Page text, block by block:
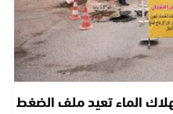
الماء تعيد ملف الضغط